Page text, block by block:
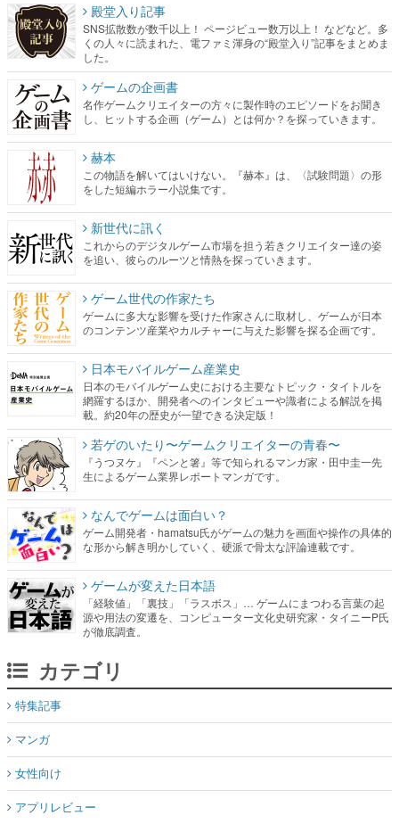
殿堂入り記事
SNS拡散数が数千以上！ ページビュー数万以上！ などなど。多
くの人々に読まれた、電ファミ渾身の“殿堂入り”記事をまとめま
した。
ゲームの企画書
名作ゲームクリエイターの方々に製作時のエピソードをお聞き
し、ヒットする企画（ゲーム）とは何か？を探っていきます。
赫本
この物語を解いてはいけない。『赫本』は、〈試験問題〉の形
をした短編ホラー小説集です。
新世代に訊く
これからのデジタルゲーム市場を担う若きクリエイター達の姿
を追い、彼らのルーツと情熱を探っていきます。
ゲーム世代の作家たち
ゲームに多大な影響を受けた作家さんに取材し、ゲームが日本
のコンテンツ産業やカルチャーに与えた影響を探る企画です。
日本モバイルゲーム産業史
日本のモバイルゲーム史における主要なトピック・タイトルを
網羅するほか、開発者へのインタビューや識者による解説を掲
載。約20年の歴史が一望できる決定版！
若ゲのいたり〜ゲームクリエイターの青春〜
『うつヌケ』『ペンと箸』等で知られるマンガ家・田中圭一先
生によるゲーム業界レポートマンガです。
なんでゲームは面白い？
ゲーム開発者・hamatsu氏がゲームの魅力を画面や操作の具体的
な形から解き明かしていく、硬派で骨太な評論連載です。
ゲームが変えた日本語
「経験値」「裏技」「ラスボス」… ゲームにまつわる言葉の起
源や用法の変遷を、コンピューター文化史研究家・タイニーP氏
が徹底調査。
カテゴリ
特集記事
マンガ
女性向け
アプリレビュー